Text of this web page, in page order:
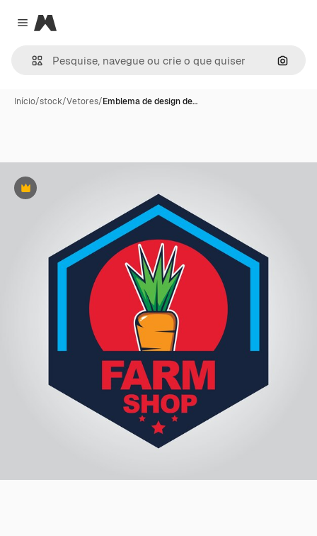
Close menu
Magnific
Início/stock/Vetores/Emblema de design de…
Premium